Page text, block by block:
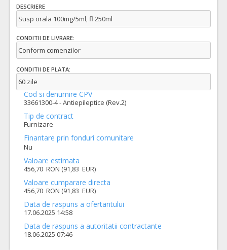
DESCRIERE
Susp orala 100mg/5ml, fl 250ml
CONDITII DE LIVRARE:
Conform comenzilor
CONDITII DE PLATA:
60 zile
Cod si denumire CPV
33661300-4 - Antiepileptice (Rev.2)
Tip de contract
Furnizare
Finantare prin fonduri comunitare
Nu
Valoare estimata
456,70 RON (91,83 EUR)
Valoare cumparare directa
456,70 RON (91,83 EUR)
Data de raspuns a ofertantului
17.06.2025 14:58
Data de raspuns a autoritatii contractante
18.06.2025 07:46